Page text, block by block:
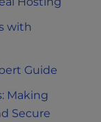
with
Guide
Making
Secure